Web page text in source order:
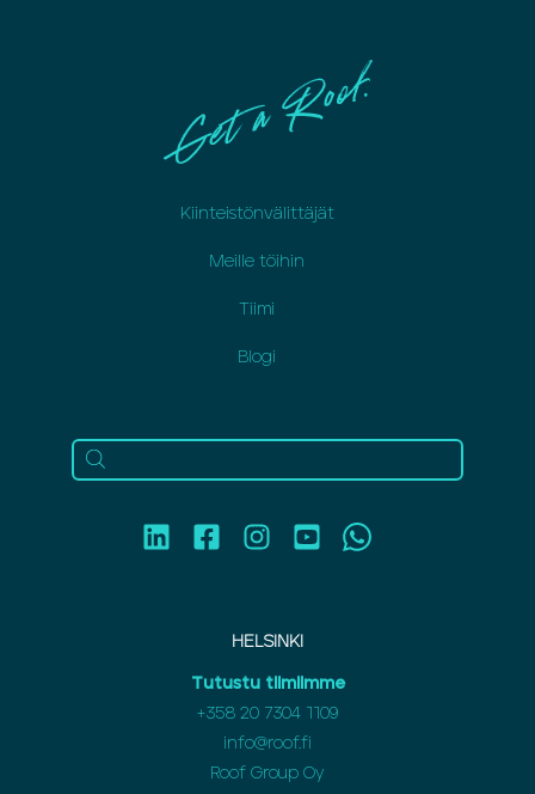
Kiinteistönvälittäjät
Meille töihin
Tiimi
Blogi
HELSINKI
Tutustu tiimiimme
+358 20 7304 1109
info@roof.fi
Roof Group Oy